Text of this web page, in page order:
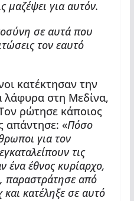
μαζέψει για αυτόν.
σε αυτά που
τον εαυτό
κατέκτησαν την
λάφυρα στη Μεδίνα,
ρώτησε κάποιος
απάντησε: «Πόσο
για τον
τις
ένα έθνος κυρίαρχο,
παραστράτησε από
και κατέληξε σε αυτό